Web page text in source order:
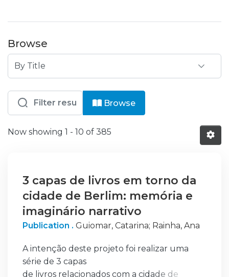
Browse
Browsing ESAD - Escola Superior
Browse
Now showing 1 - 10 of 385
3 capas de livros em torno da
cidade de Berlim: memória e
imaginário narrativo
Publication . Guiomar, Catarina; Rainha, Ana
A intenção deste projeto foi realizar uma
série de 3 capas
de livros relacionados com a cidade de